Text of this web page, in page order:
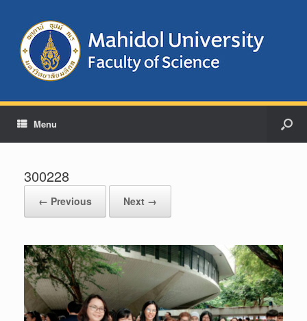
Menu
300228
← Previous Next →